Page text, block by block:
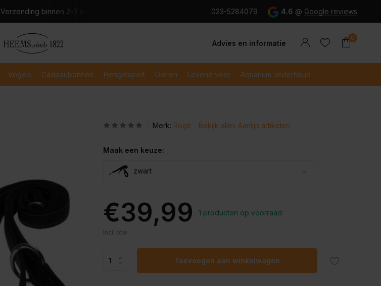
Verzending binnen 2-3 werkdagen Veilig en snel betaald met iDeal
023-5284079 4.6 @ Google reviews
Advies en informatie
Account
0
Vogels Cadeaubonnen Hengelsport Dieren Levend voer Aquarium onderhoud
Merk: Rogz Bekijk alles Aanlijn artikelen
Maak een keuze:
zwart
€39,99 1 producten op voorraad
Incl. btw
Toevoegen aan winkelwagen